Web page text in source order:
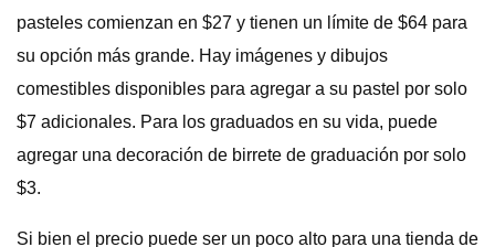
pasteles comienzan en $27 y tienen un límite de $64 para
su opción más grande. Hay imágenes y dibujos
comestibles disponibles para agregar a su pastel por solo
$7 adicionales. Para los graduados en su vida, puede
agregar una decoración de birrete de graduación por solo
$3.
Si bien el precio puede ser un poco alto para una tienda de